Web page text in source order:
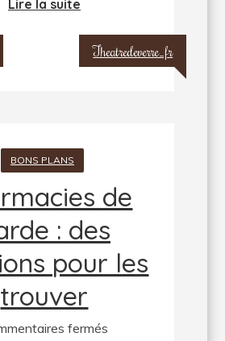
Lire la suite
Theatredeverre_fr
BONS PLANS
de
: des
pour les
trouver
ferméssur